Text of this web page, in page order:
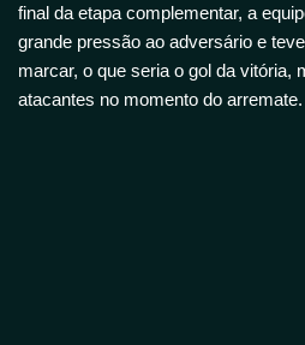
final da etapa complementar, a
grande pressão ao adversário e
marcar, o que seria o gol da vitória,
atacantes no momento do arremate.